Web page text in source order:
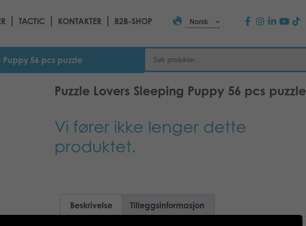
TACTIC KONTAKTER B2B-SHOP Norsk
Puppy 56 pcs puzzle
Puzzle Lovers Sleeping Puppy 56 pcs puzzle
Vi fører ikke lenger dette
produktet.
Beskrivelse Tilleggsinformasjon